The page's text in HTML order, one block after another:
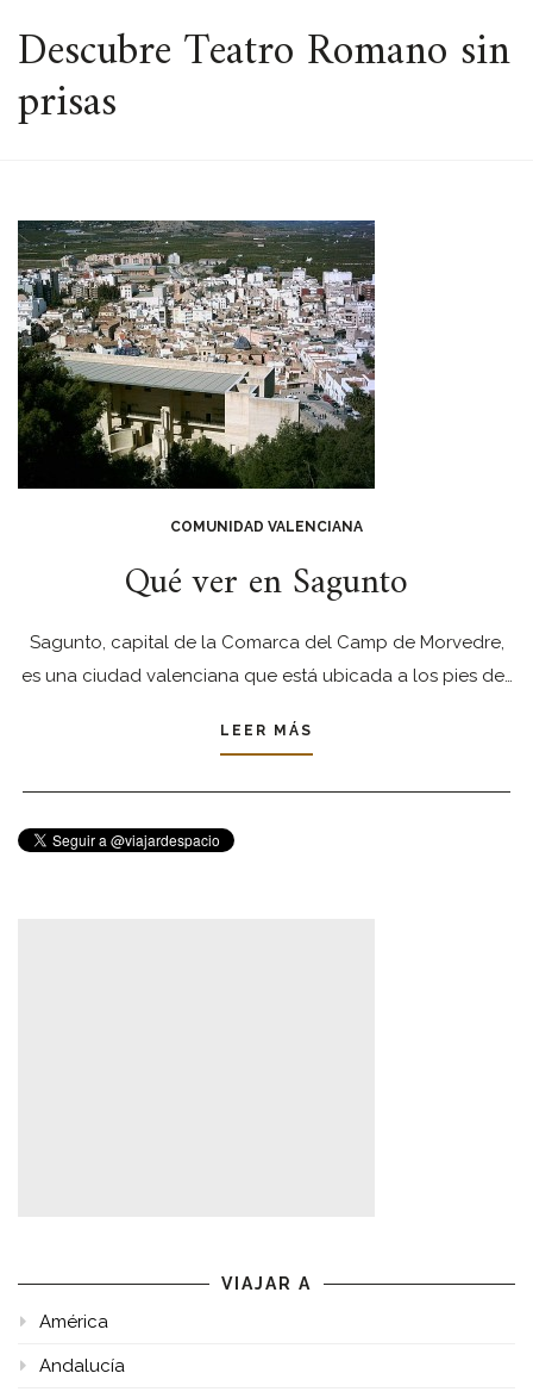
ESPACIO
Descubre Teatro Romano sin
prisas
COMUNIDAD VALENCIANA
Qué ver en Sagunto
Sagunto, capital de la Comarca del Camp de Morvedre,
es una ciudad valenciana que está ubicada a los pies de…
LEER MÁS
VIAJAR A
América
Andalucía